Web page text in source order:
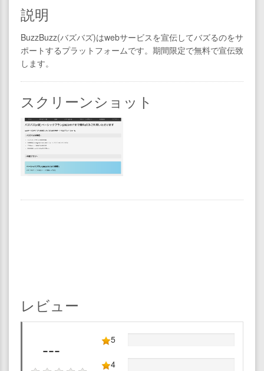
説明
BuzzBuzz(バズバズ)はwebサービスを宣伝してバズるのをサ
ポートするプラットフォームです。期間限定で無料で宣伝致
します。
スクリーンショット
レビュー
--- 5
4